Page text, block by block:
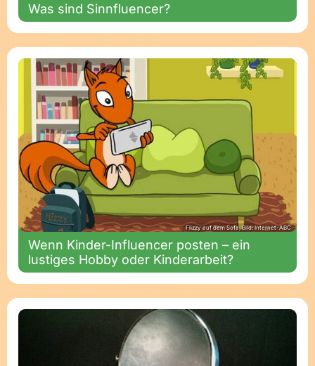
Was sind Sinnfluencer?
Flizzy auf dem Sofa; Bild: Internet-ABC
Wenn Kinder-Influencer posten – ein
lustiges Hobby oder Kinderarbeit?